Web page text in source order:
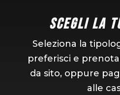
Scegli la
Seleziona la
preferisci e
da sito, oppure
alle